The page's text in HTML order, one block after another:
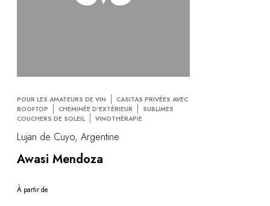
POUR LES AMATEURS DE VIN
CASITAS PRIVÉES AVEC
ROOFTOP
CHEMINÉE D'EXTÉRIEUR
SUBLIMES
COUCHERS DE SOLEIL
VINOTHÉRAPIE
Lujan de Cuyo, Argentine
Awasi Mendoza
À partir de